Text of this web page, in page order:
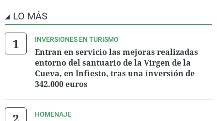
LO MÁS
INVERSIONES EN TURISMO
Entran en servicio las mejoras realizadas
entorno del santuario de la Virgen de la
Cueva, en Infiesto, tras una inversión de
342.000 euros
HOMENAJE